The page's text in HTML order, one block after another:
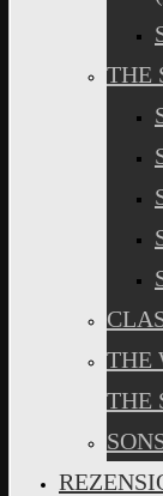
THE
THE
THE